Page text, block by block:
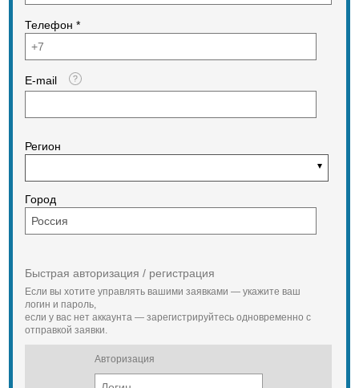
Телефон *
E-mail
Регион
Город
Быстрая авторизация / регистрация
Если вы хотите управлять вашими заявками — укажите ваш
логин и пароль,
если у вас нет аккаунта — зарегистрируйтесь одновременно с
отправкой заявки.
Авторизация